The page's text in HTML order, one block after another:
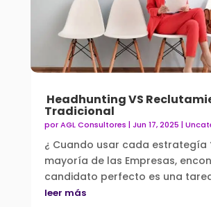
Headhunting VS
Tradicional
porAGL Consultores | Jun 17, 2025 |
¿ Cuando usar cada estrategía
mayoría de las Empresas,
candidato perfecto es una
leer más